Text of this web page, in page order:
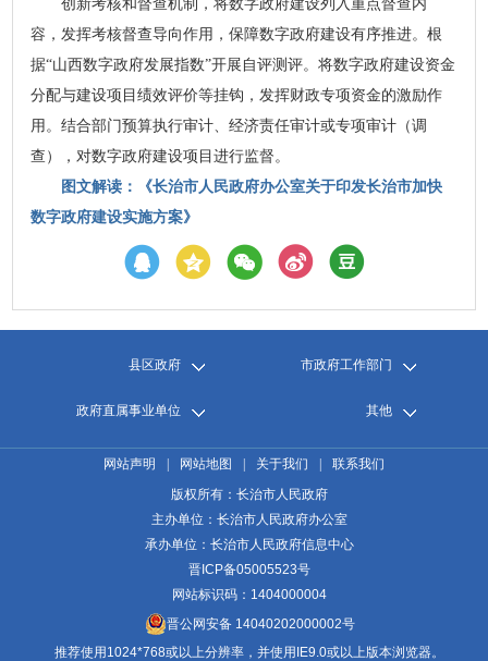
创新考核和督查机制，将数字政府建设列入重点督查内
容，发挥考核督查导向作用，保障数字政府建设有序推进。根
据“山西数字政府发展指数”开展自评测评。将数字政府建设资金
分配与建设项目绩效评价等挂钩，发挥财政专项资金的激励作
用。结合部门预算执行审计、经济责任审计或专项审计（调
查），对数字政府建设项目进行监督。
图文解读：《长治市人民政府办公室关于印发长治市加快
数字政府建设实施方案》
县区政府 市政府工作部门
政府直属事业单位 其他
网站声明 网站地图 关于我们
联系我们
版权所有：长治市人民政府
主办单位：长治市人民政府办公室
承办单位：长治市人民政府信息中心
晋ICP备05005523号
网站标识码：1404000004
晋公网安备 14040202000002号
推荐使用1024*768或以上分辨率，并使用IE9.0或以上版本浏览器。